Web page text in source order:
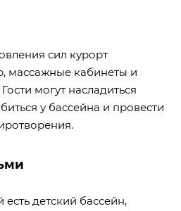
сил курорт
массажные кабинеты и
могут насладиться
у бассейна и провести
детский бассейн,